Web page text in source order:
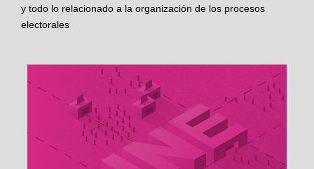
y todo lo relacionado a la organización de los procesos
electorales